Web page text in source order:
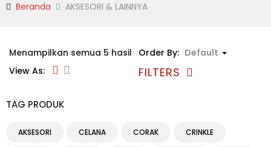
Beranda AKSESORI & LAINNYA
Menampilkan semua 5 hasil Order By: Default
FILTERS
View As:
TAG PRODUK
AKSESORI CELANA CORAK CRINKLE